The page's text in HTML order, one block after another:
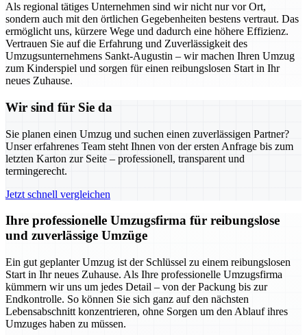
Als regional tätiges Unternehmen sind wir nicht nur vor Ort,
sondern auch mit den örtlichen Gegebenheiten bestens vertraut. Das
ermöglicht uns, kürzere Wege und dadurch eine höhere Effizienz.
Vertrauen Sie auf die Erfahrung und Zuverlässigkeit des
Umzugsunternehmens Sankt-Augustin – wir machen Ihren Umzug
zum Kinderspiel und sorgen für einen reibungslosen Start in Ihr
neues Zuhause.
Wir sind für Sie da
Sie planen einen Umzug und suchen einen zuverlässigen Partner?
Unser erfahrenes Team steht Ihnen von der ersten Anfrage bis zum
letzten Karton zur Seite – professionell, transparent und
termingerecht.
Jetzt schnell vergleichen
Ihre professionelle Umzugsfirma für reibungslose
und zuverlässige Umzüge
Ein gut geplanter Umzug ist der Schlüssel zu einem reibungslosen
Start in Ihr neues Zuhause. Als Ihre professionelle Umzugsfirma
kümmern wir uns um jedes Detail – von der Packung bis zur
Endkontrolle. So können Sie sich ganz auf den nächsten
Lebensabschnitt konzentrieren, ohne Sorgen um den Ablauf ihres
Umzuges haben zu müssen.